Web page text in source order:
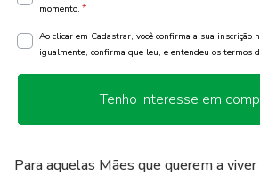
momento. *
Ao clicar em Cadastrar, você confirma a sua inscrição
igualmente, confirma que leu, e entendeu os termos
Tenho interesse em
Para aquelas Mães que querem a